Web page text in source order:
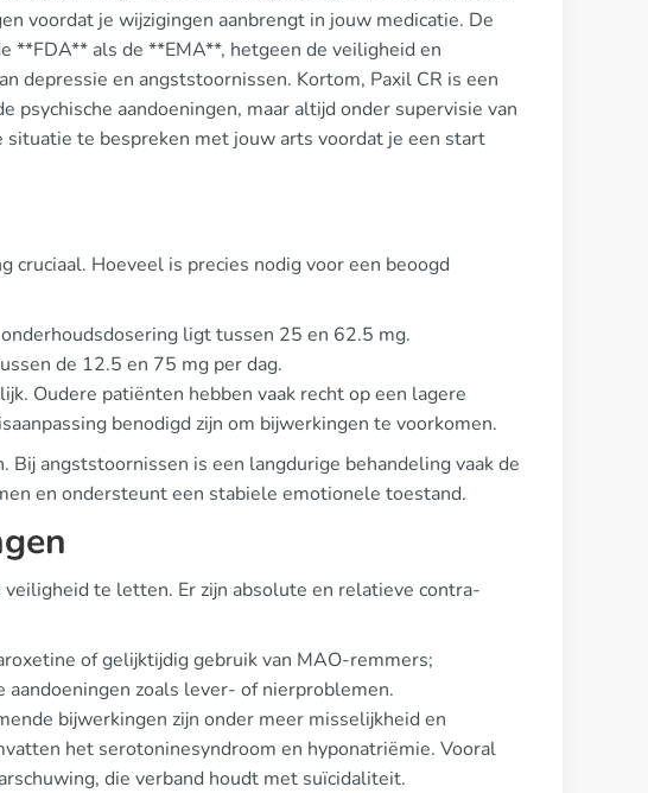
voordat je wijzigingen aanbrengt in jouw medicatie. De
**FDA** als de **EMA**, hetgeen de veiligheid en
depressie en angststoornissen. Kortom, Paxil CR is een
psychische aandoeningen, maar altijd onder supervisie van
te bespreken met jouw arts voordat je een start
cruciaal. Hoeveel is precies nodig voor een beoogd
ligt tussen 25 en 62.5 mg.
de 12.5 en 75 mg per dag.
Oudere patiënten hebben vaak recht op een lagere
benodigd zijn om bijwerkingen te voorkomen.
angststoornissen is een langdurige behandeling vaak de
en ondersteunt een stabiele emotionele toestand.
te letten. Er zijn absolute en relatieve contra-
of gelijktijdig gebruik van MAO-remmers;
zoals lever- of nierproblemen.
bijwerkingen zijn onder meer misselijkheid en
het serotoninesyndroom en hyponatriëmie. Vooral
die verband houdt met suïcidaliteit.